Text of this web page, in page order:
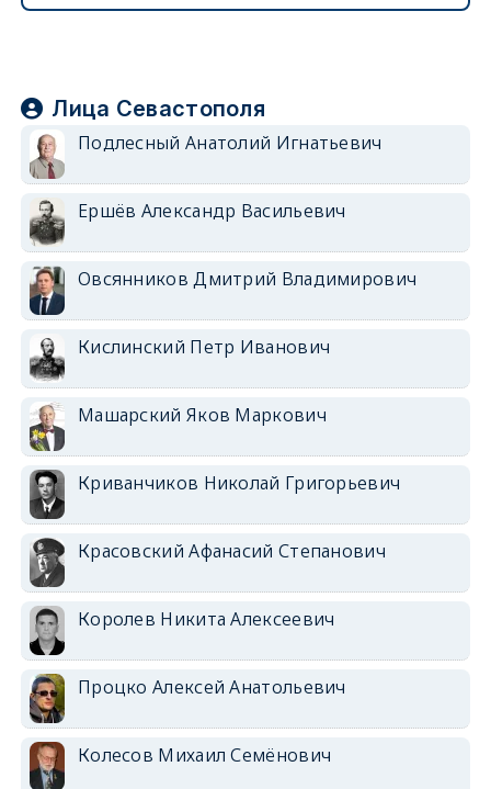
Лица Севастополя
Подлесный Анатолий Игнатьевич
Ершёв Александр Васильевич
Овсянников Дмитрий Владимирович
Кислинский Петр Иванович
Машарский Яков Маркович
Криванчиков Николай Григорьевич
Красовский Афанасий Степанович
Королев Никита Алексеевич
Процко Алексей Анатольевич
Колесов Михаил Семёнович